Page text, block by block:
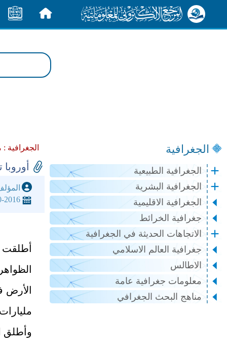
الجغرافية
الجغرافية الطبيعية
الجغرافية البشرية
الجغرافية الاقليمية
جغرافية الخرائط
الاتجاهات الحديثة في الجغرافية
جغرافية العالم الاسلامي
الاطالس
معلومات جغرافية عامة
مناهج البحث الجغرافي
الجغرافية :
2016
أطلقت